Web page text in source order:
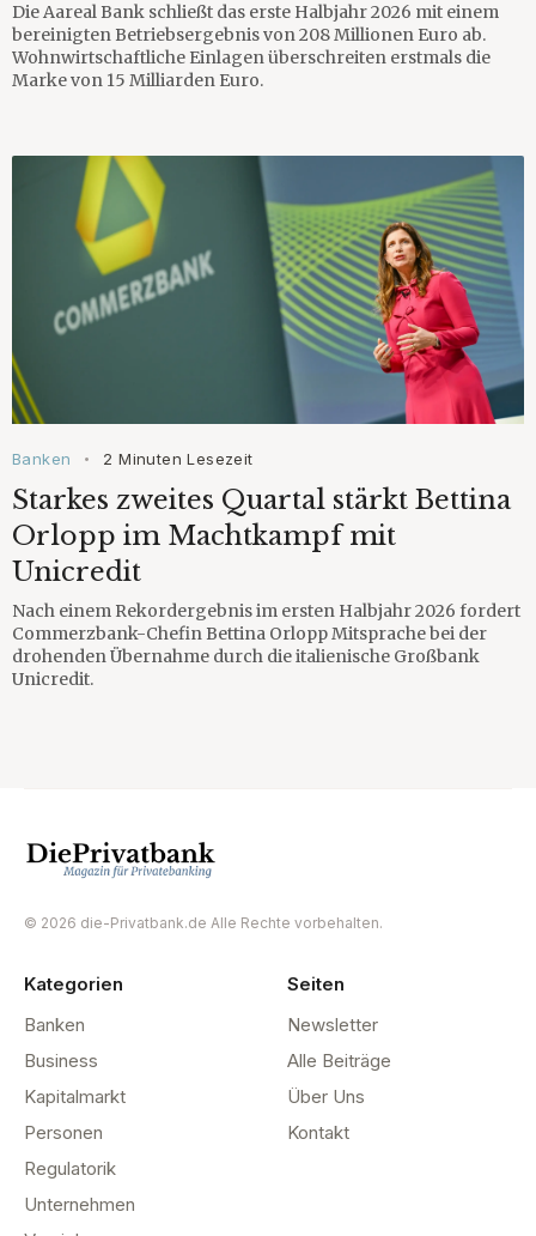
Die Aareal Bank schließt das erste Halbjahr 2026 mit einem
bereinigten Betriebsergebnis von 208 Millionen Euro ab.
Wohnwirtschaftliche Einlagen überschreiten erstmals die
Marke von 15 Milliarden Euro.
Banken • 2 Minuten Lesezeit
Starkes zweites Quartal stärkt Bettina
Orlopp im Machtkampf mit
Unicredit
Nach einem Rekordergebnis im ersten Halbjahr 2026 fordert
Commerzbank-Chefin Bettina Orlopp Mitsprache bei der
drohenden Übernahme durch die italienische Großbank
Unicredit.
© 2026 die-Privatbank.de Alle Rechte vorbehalten.
Kategorien
Banken
Business
Kapitalmarkt
Personen
Regulatorik
Unternehmen
Seiten
Newsletter
Alle Beiträge
Über Uns
Kontakt